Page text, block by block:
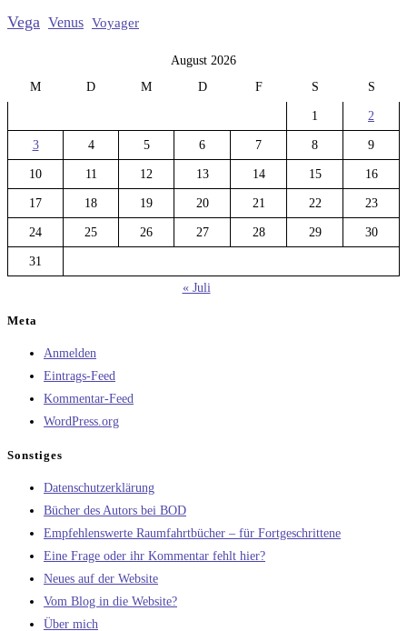
Vega Venus Voyager
August 2026
M
D M D F S S
1 2
3 4 5 6 7 8 9
10 11 12 13 14 15 16
17 18 19 20 21 22 23
24 25 26 27 28 29 30
31
« Juli
Meta
Anmelden
Eintrags-Feed
Kommentar-Feed
WordPress.org
Sonstiges
Datenschutzerklärung
Bücher des Autors bei BOD
Empfehlenswerte Raumfahrtbücher – für Fortgeschrittene
Eine Frage oder ihr Kommentar fehlt hier?
Neues auf der Website
Vom Blog in die Website?
Über mich